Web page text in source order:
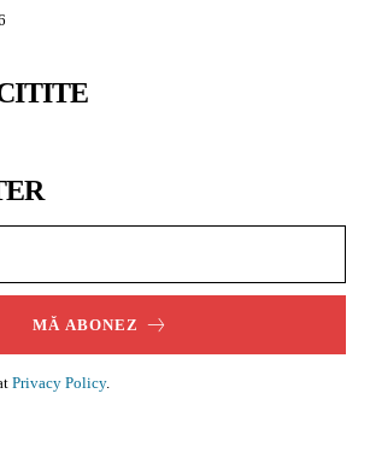
MĂ ABONEZ
Privacy Policy.